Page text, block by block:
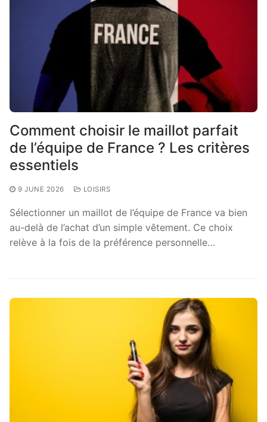
Comment choisir le maillot parfait
de l’équipe de France ? Les critères
essentiels
9 JUNE 2026 LOISIRS
Sélectionner un maillot de l’équipe de France va bien
au-delà de l’achat d’un simple vêtement. Ce choix
relève à la fois de la préférence personnelle…